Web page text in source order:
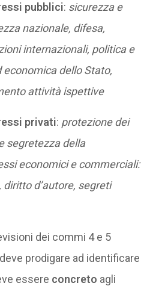
pubblici: sicurezza e
nazionale, difesa,
internazionali, politica e
dello Stato,
attività ispettive
privati: protezione dei
segretezza della
economici e commerciali:
d’autore, segreti
dei commi 4 e 5
deve prodigare ad identificare
essere concreto agli